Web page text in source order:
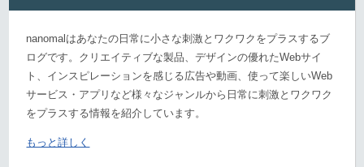
nanomalはあなたの日常に小さな刺激とワクワクをプラスするブ
ログです。クリエイティブな製品、デザインの優れたWebサイ
ト、インスピレーションを感じる広告や動画、使って楽しいWeb
サービス・アプリなど様々なジャンルから日常に刺激とワクワク
をプラスする情報を紹介しています。
もっと詳しく